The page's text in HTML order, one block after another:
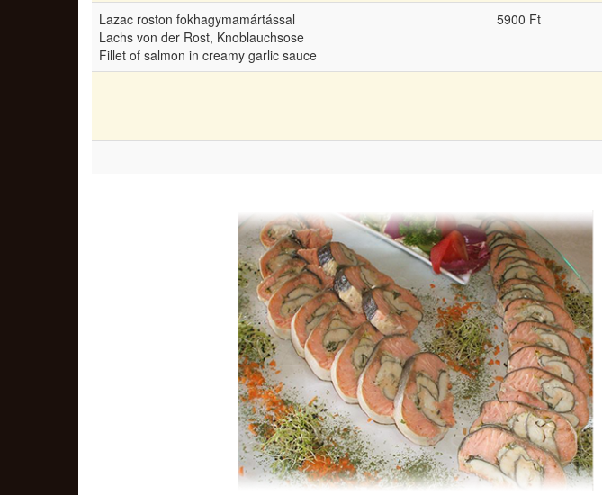
Lazac roston fokhagymamártással
Lachs von der Rost, Knoblauchsose
Fillet of salmon in creamy garlic sauce
5900 Ft